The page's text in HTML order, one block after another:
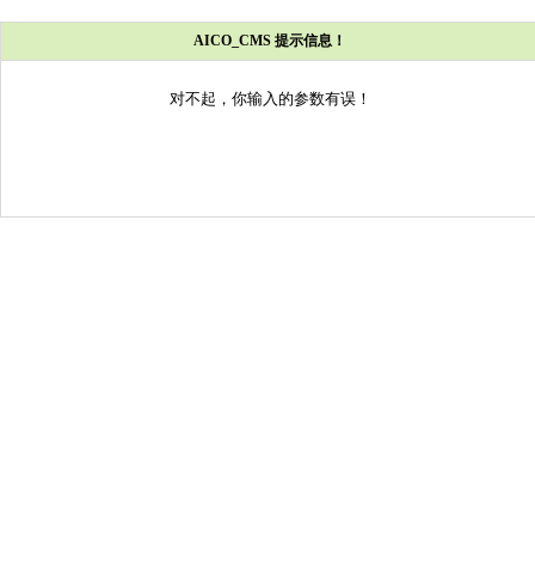
AICO_CMS 提示信息！
对不起，你输入的参数有误！